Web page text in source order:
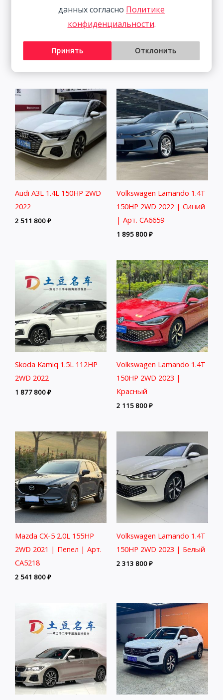
Skoda Kamiq 1.5L 112HP
Audi A3 1.4T 150HP 2WD
CA4282
2 291 800₽
Audi A3L 1.4L 150HP 2WD
2022
2 511 800₽
Volkswagen Lamando 1.4T
150HP 2WD 2022 | Синий
| Арт. CA6659
1 895 800₽
Skoda Kamiq 1.5L 112HP
2WD 2022
1 877 800₽
Volkswagen Lamando 1.4T
150HP 2WD 2023 |
Красный
2 115 800₽
Mazda CX-5 2.0L 155HP
2WD 2021 | Пепел | Арт.
CA5218
2 541 800₽
Volkswagen Lamando 1.4T
150HP 2WD 2023 | Белый
2 313 800₽
данных согласно Политике
конфиденциальности.
Принять Отклонить